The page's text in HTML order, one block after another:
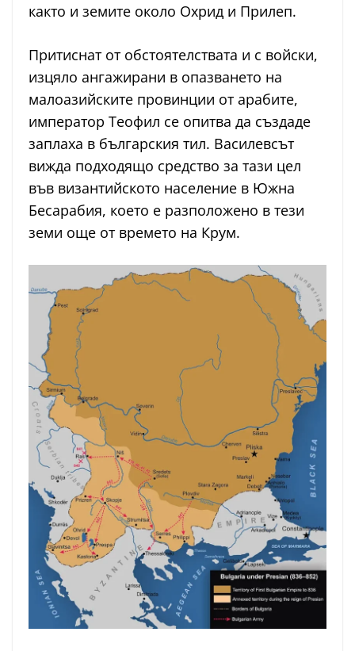
както и земите около Охрид и Прилеп.
Притиснат от обстоятелствата и с войски,
изцяло ангажирани в опазването на
малоазийските провинции от арабите,
император Теофил се опитва да създаде
заплаха в българския тил. Василевсът
вижда подходящо средство за тази цел
във византийското население в Южна
Бесарабия, което е разположено в тези
земи още от времето на Крум.